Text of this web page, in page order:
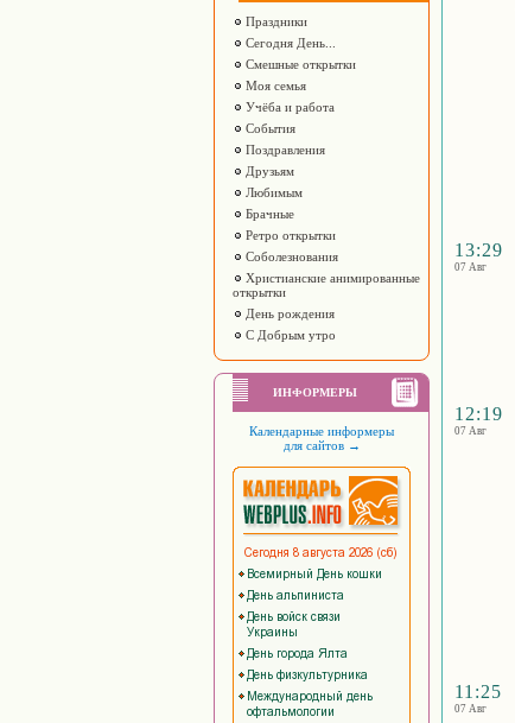
Праздники
Сегодня День...
Смешные открытки
Моя семья
Учёба и работа
События
Поздравления
Друзьям
Любимым
Брачные
Ретро открытки
Соболезнования
Христианские анимированные
открытки
День рождения
С Добрым утро
ИНФОРМЕРЫ
Календарные информеры
для сайтов →
13:29
07 Авг
12:19
07 Авг
11:25
07 Авг